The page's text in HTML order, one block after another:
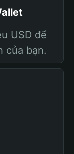
USD để
của bạn.